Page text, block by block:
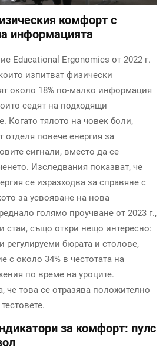
комфорт с
информацията
Educational Ergonomics от 2022 г.
изпитват физически
около 18% по-малко информация
седят на подходящи
Когато тялото на човек боли,
повече енергия за
сигнали, вместо да се
Изследвания показват, че
се изразходва за справяне с
за усвояване на нова
голямо проучване от 2023 г.,
стаи, също откри нещо интересно:
бюрата и столове,
с около 34% в честотата на
по време на уроците.
че това се отразява положително
за комфорт: пулс